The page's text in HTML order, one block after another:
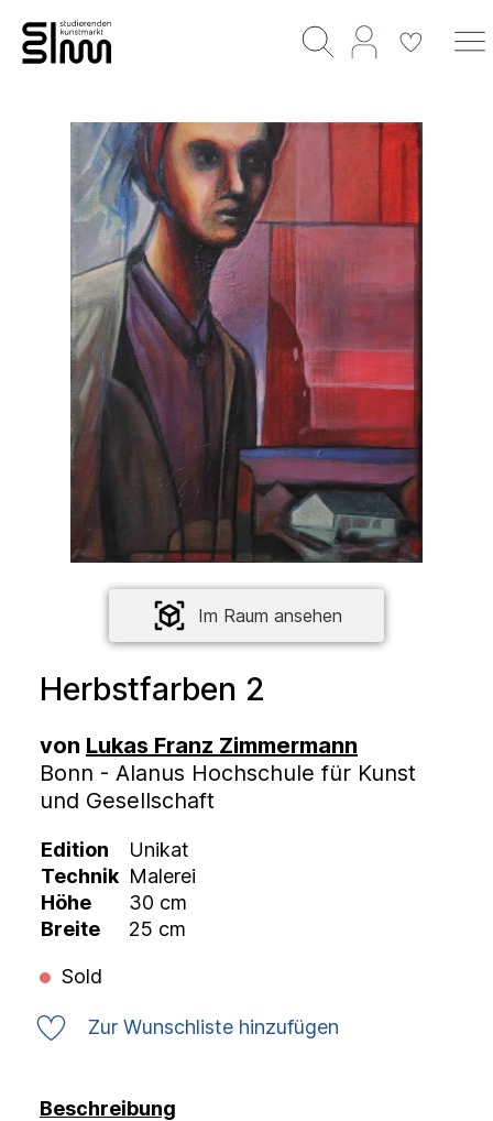
Im Raum ansehen
Herbstfarben 2
von Lukas Franz Zimmermann
Bonn - Alanus Hochschule für Kunst
und Gesellschaft
Edition
Unikat
Technik Malerei
Höhe
30 cm
Breite
25 cm
Sold
Zur Wunschliste hinzufügen
Beschreibung